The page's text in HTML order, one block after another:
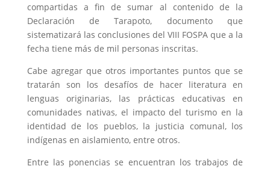
compartidas a fin de sumar al contenido de la
Declaración de Tarapoto, documento que
sistematizará las conclusiones del VIII FOSPA que a la
fecha tiene más de mil personas inscritas.
Cabe agregar que otros importantes puntos que se
tratarán son los desafíos de hacer literatura en
lenguas originarias, las prácticas educativas en
comunidades nativas, el impacto del turismo en la
identidad de los pueblos, la justicia comunal, los
indígenas en aislamiento, entre otros.
Entre las ponencias se encuentran los trabajos de